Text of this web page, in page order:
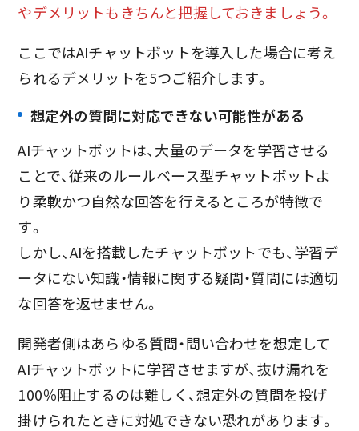
やデメリットもきちんと把握しておきましょう。
ここではAIチャットボットを導入した場合に考え
られるデメリットを5つご紹介します。
想定外の質問に対応できない可能性がある
AIチャットボットは、大量のデータを学習させる
ことで、従来のルールベース型チャットボットよ
り柔軟かつ自然な回答を行えるところが特徴で
す。
しかし、AIを搭載したチャットボットでも、学習デ
ータにない知識・情報に関する疑問・質問には適切
な回答を返せません。
開発者側はあらゆる質問・問い合わせを想定して
AIチャットボットに学習させますが、抜け漏れを
100％阻止するのは難しく、想定外の質問を投げ
掛けられたときに対処できない恐れがあります。